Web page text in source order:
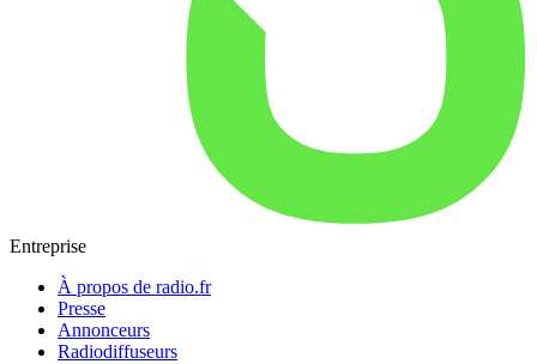
Entreprise
À propos de radio.fr
Presse
Annonceurs
Radiodiffuseurs